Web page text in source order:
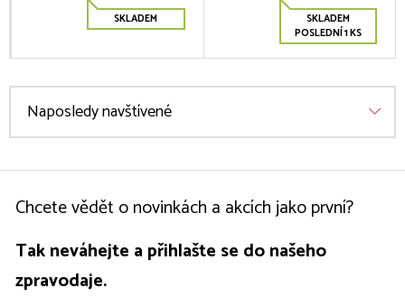
SKLADEM
SKLADEM
POSLEDNÍ 1 KS
Naposledy navštívené
Chcete vědět o novinkách a akcích jako první?
Tak neváhejte a přihlašte se do našeho
zpravodaje.